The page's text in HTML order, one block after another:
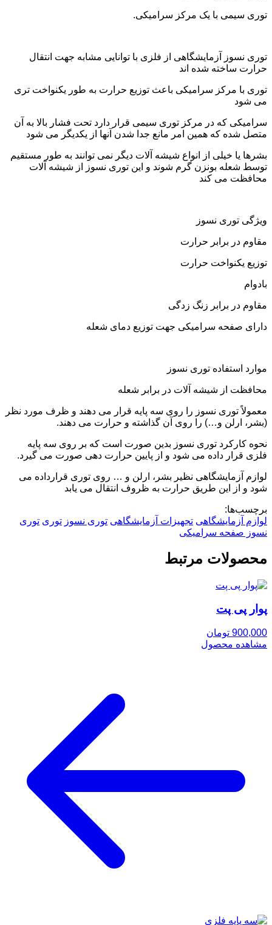
توری سیمی با یک مرکز سرامیکی.
توری نسوز آزمایشگاهی از فلزی با توانایی مشابه جهت انتقال
حرارت ساخته شده اند
توری با مرکز سرامیکی باعث توزیع حرارت به طور یکنواخت تری
می شود
سرامیکی که در مرکز توری سیمی قرار دارد تحت فشار بالا به آن
متصل شده که همین امر مانع جدا شدن آنها از یکدیگر می شود
بشرها یا خیلی از انواع شیشه آلات دیگر نمی توانند به طور مستقیم
توسط شعله بونزن گرم شوند و این توری نسوز از شیشه آلات
محافظت می کند
ویژگی توری نسوز
مقاوم در برابر حرارت
توزیع یکنواخت حرارت
بادوام
مقاوم در برابر زنگ زدگی
دارای صفحه سرامیکی جهت توزیع دمای شعله
موارد استفاده توری نسوز
محافظت از شیشه آلات در برابر شعله
معمولاً توری نسوز را روی سه پایه قرار می دهند و ظرف مورد نظر
(بشر، ارلن و…) را روی آن گذاشته و حرارت می دهند.
نحوه کارکرد توری نسوز بدین صورت است که بر روی سه پایه
فلزی قرار داده می شود و از پایین حرارت دهی صورت می گیرد.
لوازم آزمایشگاهی نظیر بشر، ارلن و … روی توری قرارداده می
شود و از این طریق حرارت به ظروف انتقال می یابد
برچسب‌ها:
لوازم آزمایشگاهی تجهیزات آزمایشگاهی توری نسوز توری توری
نسوز صفحه سرامیکی
محصولات مرتبط
پوار پی پت
900,000 تومان
مشاهده محصول